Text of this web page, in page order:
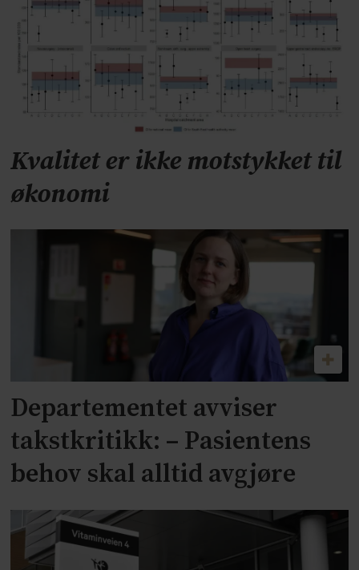
Kvalitet er ikke motstykket til
økonomi
Departementet avviser
takstkritikk: – Pasientens
behov skal alltid avgjøre